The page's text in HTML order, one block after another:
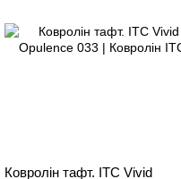
Ковролін тафт. ITC Vivid